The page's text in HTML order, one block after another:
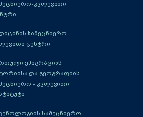
კვლევითი
სამეცნიერო
ცენტრი
ემიგრაციის
და გეოგრაფიის
- კვლევითი
სამეცნიერო